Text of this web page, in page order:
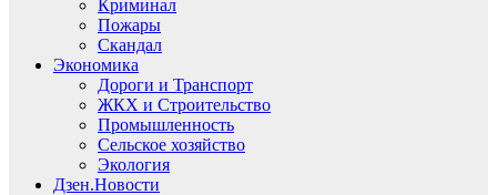
Криминал
Пожары
Скандал
Экономика
Дороги и Транспорт
ЖКХ и Строительство
Промышленность
Сельское хозяйство
Экология
Дзен.Новости